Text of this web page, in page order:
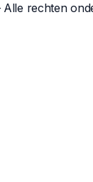
rechten